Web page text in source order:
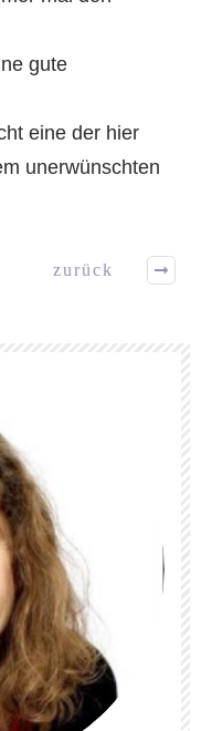
gute
eine der hier
unerwünschten
zurück